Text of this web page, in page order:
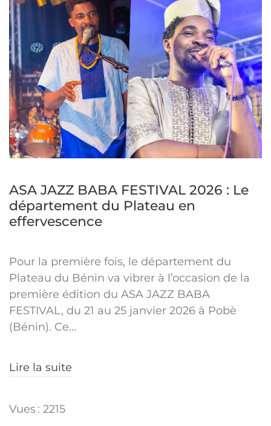
ASA JAZZ BABA FESTIVAL 2026 : Le
département du Plateau en
effervescence
Pour la première fois, le département du
Plateau du Bénin va vibrer à l’occasion de la
première édition du ASA JAZZ BABA
FESTIVAL, du 21 au 25 janvier 2026 à Pobè
(Bénin). Ce...
Lire la suite
Vues : 2215